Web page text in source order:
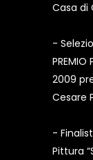
Casa di
-
PREMIO
2009
Cesare
-
Pittura